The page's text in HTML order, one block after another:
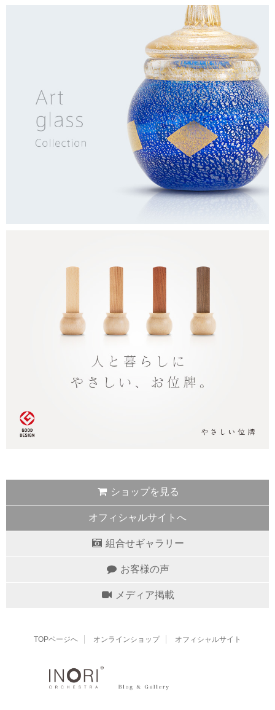
ショップを見る
オフィシャルサイトへ
組合せギャラリー
お客様の声
メディア掲載
TOPページへ オンラインショップ オフィシャルサイト